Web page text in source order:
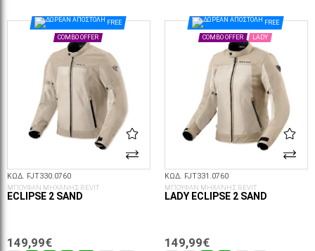
FREE
COMBO OFFER
ΚΩΔ. FJT330.0760
ΜΠΟΥΦΑΝ ΜΗΧΑΝΗΣ REVIT
ECLIPSE 2 SAND
149,99€
FREE
COMBO OFFER LADY
ΚΩΔ. FJT331.0760
ΜΠΟΥΦΑΝ ΜΗΧΑΝΗΣ REVIT
LADY ECLIPSE 2 SAND
149,99€